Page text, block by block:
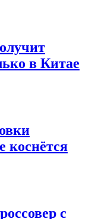
в Китае
коснётся
с